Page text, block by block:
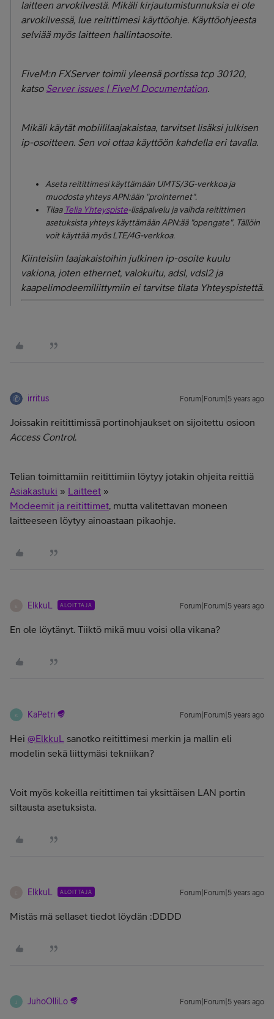
laitteen arvokilvestä. Mikäli kirjautumistunnuksia ei ole
arvokilvessä, lue reitittimesi käyttöohje. Käyttöohjeesta
selviää myös laitteen hallintaosoite.
FiveM:n FXServer toimii yleensä portissa tcp 30120,
katso Server issues | FiveM Documentation.
Mikäli käytät mobiililaajakaistaa, tarvitset lisäksi julkisen
ip-osoitteen. Sen voi ottaa käyttöön kahdella eri tavalla.
Aseta reitittimesi käyttämään UMTS/3G-verkkoa ja
muodosta yhteys APN:ään "prointernet".
Tilaa Telia Yhteyspiste-lisäpalvelu ja vaihda reitittimen
asetuksista yhteys käyttämään APN:ää "opengate". Tällöin
voit käyttää myös LTE/4G-verkkoa.
Kiinteisiin laajakaistoihin julkinen ip-osoite kuulu
vakiona, joten ethernet, valokuitu, adsl, vdsl2 ja
kaapelimodeemiliittymiin ei tarvitse tilata Yhteyspistettä.
irritus Forum|Forum|5 years ago
Joissakin reitittimissä portinohjaukset on sijoitettu osioon
Access Control.
Telian toimittamiin reitittimiin löytyy jotakin ohjeita reittiä
Asiakastuki » Laitteet »
Modeemit ja reitittimet, mutta valitettavan moneen
laitteeseen löytyy ainoastaan pikaohje.
ElkkuL ALOITTAJA Forum|Forum|5 years ago
En ole löytänyt. Tiiktö mikä muu voisi olla vikana?
K KaPetri Forum|Forum|5 years ago
Hei @ElkkuL sanotko reitittimesi merkin ja mallin eli
modelin sekä liittymäsi tekniikan?
Voit myös kokeilla reitittimen tai yksittäisen LAN portin
siltausta asetuksista.
ElkkuL ALOITTAJA Forum|Forum|5 years ago
Mistäs mä sellaset tiedot löydän :DDDD
J JuhoOlliLo Forum|Forum|5 years ago